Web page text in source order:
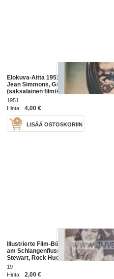
Elokuva-Aitta 1951 nr 1, Kansikuva
Jean Simmons, Gieselgasteig
(saksalainen filmikeskus),
Pohjolan tytär - noituuden
taikakehä, Tähtikuvasto - Vivien
Leigh, ym.
1951
Hinta:
4,00 €
LISÄÄ OSTOSKORIIN
Illustrierte Film-Bühne / Meuterei
am Schlangenfluss / James
Stewart, Rock Hudson, Lori Nelson
-elokuvan saksalainen esittelylehti
19
Hinta:
2,00 €